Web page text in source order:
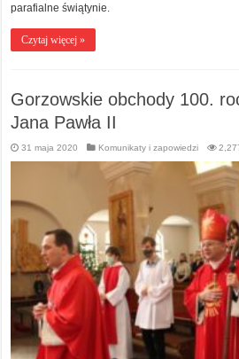
parafialne świątynie.
Czytaj więcej »
Gorzowskie obchody 100.
Jana Pawła II
31 maja 2020 Komunikaty i zapowiedzi